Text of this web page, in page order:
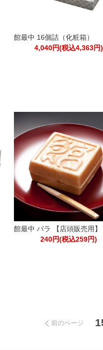
館最中 16個詰（化粧箱）
4,040円(税込4,363円)
館最中 バラ 【店頭販売用】
240円(税込259円)
前のページ